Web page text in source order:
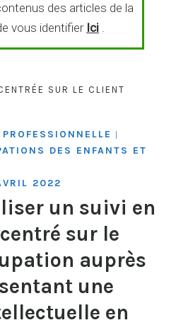
des articles de la
vous identifier Ici.
SUR LE CLIENT
|
DES ENFANTS ET
2022
un suivi en
sur le
auprès
une
en